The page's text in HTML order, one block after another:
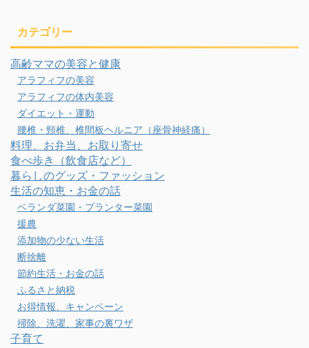
カテゴリー
高齢ママの美容と健康
アラフィフの美容
アラフィフの体内美容
ダイエット・運動
腰椎・頸椎、椎間板ヘルニア（座骨神経痛）
料理、お弁当、お取り寄せ
食べ歩き（飲食店など）
暮らしのグッズ・ファッション
生活の知恵・お金の話
ベランダ菜園・プランター菜園
援農
添加物の少ない生活
断捨離
節約生活・お金の話
ふるさと納税
お得情報、キャンペーン
掃除、洗濯、家事の裏ワザ
子育て